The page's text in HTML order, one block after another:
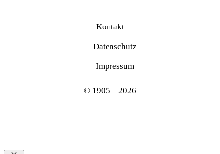
Kontakt
Datenschutz
Impressum
© 1905 – 2026